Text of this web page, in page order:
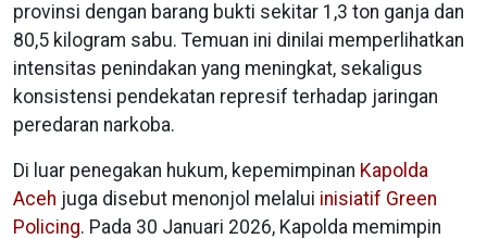
provinsi dengan barang bukti sekitar 1,3 ton ganja dan
80,5 kilogram sabu. Temuan ini dinilai memperlihatkan
intensitas penindakan yang meningkat, sekaligus
konsistensi pendekatan represif terhadap jaringan
peredaran narkoba.
Di luar penegakan hukum, kepemimpinan Kapolda
Aceh juga disebut menonjol melalui inisiatif Green
Policing. Pada 30 Januari 2026, Kapolda memimpin